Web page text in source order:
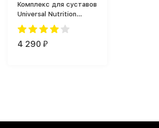
Комплекс для суставов
Universal Nutrition
Animal Flex (44 таб.)
4 290 ₽